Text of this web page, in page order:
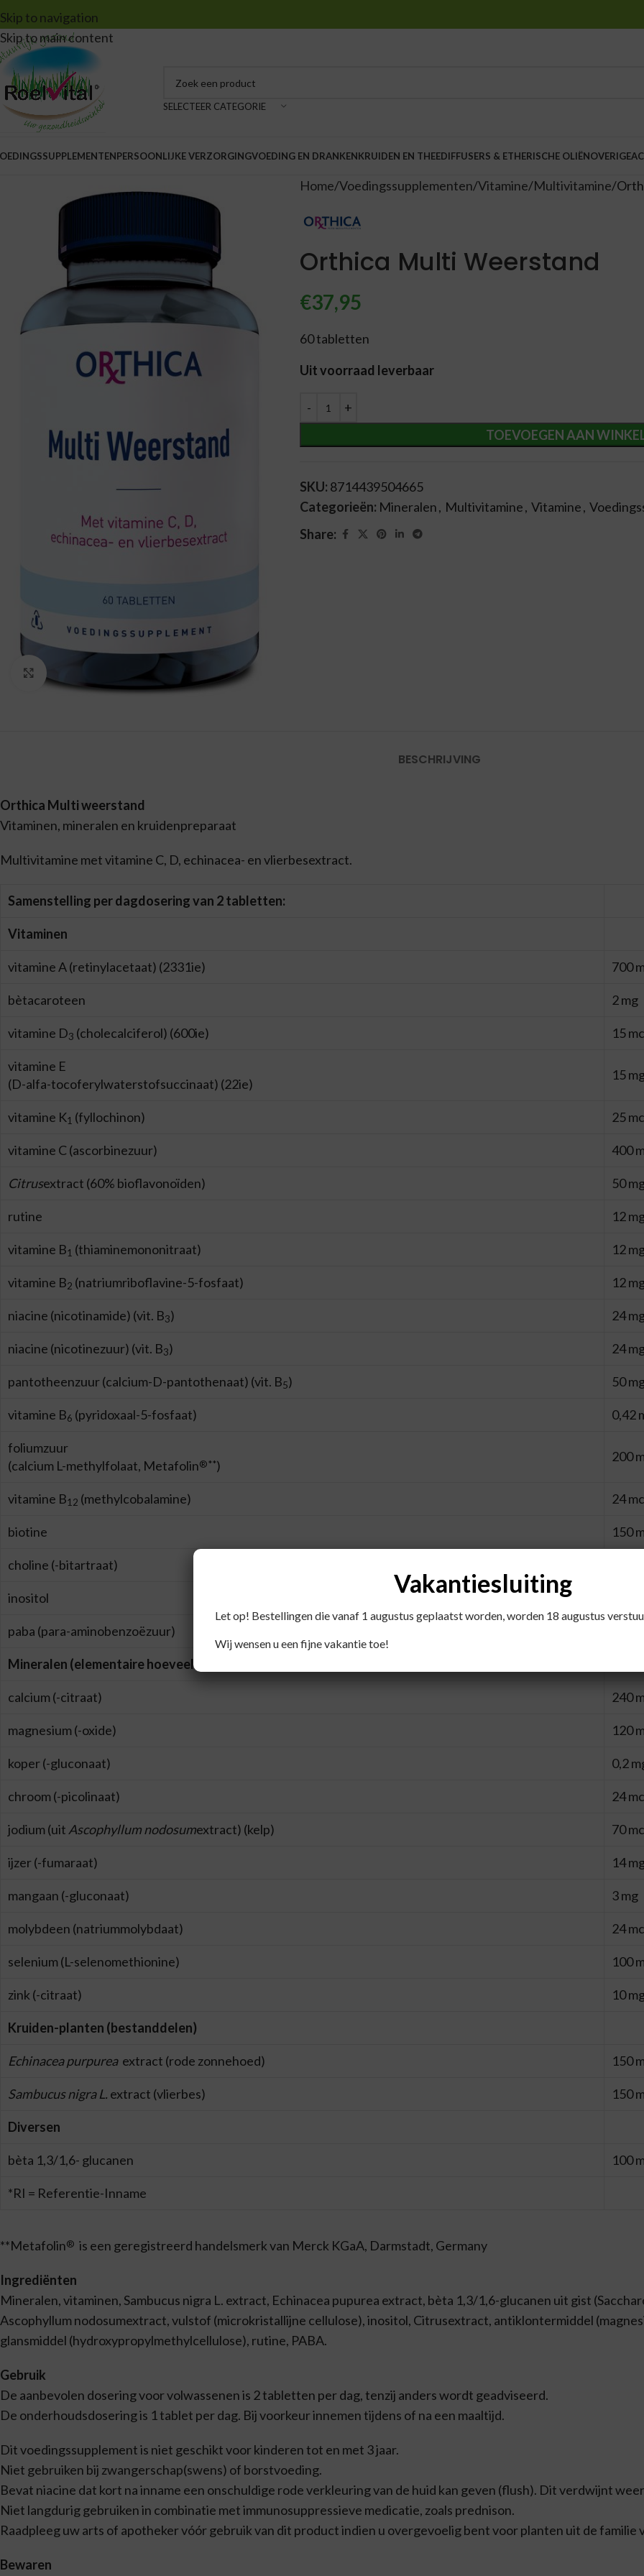
Skip to navigation
Skip to main content
SELECTEER CATEGORIE
PERSOONLIJKE VERZORGINGVOEDING EN DRANKENKRUIDEN EN THEEDIFFUSERS & ETHERISCHE OLIËNOVERIGE
Home Voedingssupplementen Vitamine Multivitamine
Orthica Multi Weerstand
€37,95
60 tabletten
Uit voorraad leverbaar
TOEVOEGEN AAN
Alternative:
SKU: 8714439504665
Categorieën: Mineralen, Multivitamine, Vitamine,
Share:
BESCHRIJVING
Orthica Multi weerstand
Vitaminen, mineralen en kruidenpreparaat
Multivitamine met vitamine C, D, echinacea- en vlierbesextract.
Samenstelling per dagdosering van 2 tabletten:
Vitaminen
vitamine A (retinylacetaat) (2331ie) 700
bètacaroteen 2 mg
vitamine D3 (cholecalciferol) (600ie) 15
vitamine E
(D-alfa-tocoferylwaterstofsuccinaat) (22ie)
15
vitamine K1 (fyllochinon) 25
vitamine C (ascorbinezuur) 400
Citrusextract (60% bioflavonoïden) 50
rutine 12
vitamine B1 (thiaminemononitraat) 12
vitamine B2 (natriumriboflavine-5-fosfaat) 12
niacine (nicotinamide) (vit. B3) 24
niacine (nicotinezuur) (vit. B3) 24
pantotheenzuur (calcium-D-pantothenaat) (vit. B5) 50
vitamine B6 (pyridoxaal-5-fosfaat) 0,42
foliumzuur
(calcium L-methylfolaat, Metafolin®**)
200
vitamine B12 (methylcobalamine) 24
biotine 150
choline (-bitartraat)
inositol
paba (para-aminobenzoëzuur)
Mineralen (elementaire hoeveelheid)
calcium (-citraat) 240
magnesium (-oxide) 120
koper (-gluconaat) 0,2
chroom (-picolinaat) 24
jodium (uit Ascophyllum nodosumextract) (kelp) 70
ijzer (-fumaraat) 14
mangaan (-gluconaat) 3 mg
molybdeen (natriummolybdaat) 24
selenium (L-selenomethionine) 100
zink (-citraat) 10
Kruiden-planten (bestanddelen)
Echinacea purpureaextract (rode zonnehoed) 150
Sambucus nigra L. extract (vlierbes) 150
Diversen
bèta 1,3/1,6- glucanen 100
*RI = Referentie-Inname
**Metafolin® is een geregistreerd handelsmerk van Merck KGaA, Darmstadt, Germany
Ingrediënten
Mineralen, vitaminen, Sambucus nigra L. extract, Echinacea pupurea extract, bèta 1,3/1,6-glucanen uit gist
Ascophyllum nodosumextract, vulstof (microkristallijne cellulose), inositol, Citrusextract, antiklontermiddel
glansmiddel (hydroxypropylmethylcellulose), rutine, PABA.
Gebruik
De aanbevolen dosering voor volwassenen is 2 tabletten per dag, tenzij anders wordt geadviseerd.
De onderhoudsdosering is 1 tablet per dag. Bij voorkeur innemen tijdens of na een maaltijd.
Dit voedingssupplement is niet geschikt voor kinderen tot en met 3 jaar.
Niet gebruiken bij zwangerschap(swens) of borstvoeding.
Bevat niacine dat kort na inname een onschuldige rode verkleuring van de huid kan geven (flush). Dit verdwijnt
Niet langdurig gebruiken in combinatie met immunosuppressieve medicatie, zoals prednison.
Raadpleeg uw arts of apotheker vóór gebruik van dit product indien u overgevoelig bent voor planten uit de familie
Bewaren
Vakantiesluiting
Let op! Bestellingen die vanaf 1 augustus geplaatst worden, worden 18 augustus
Wij wensen u een fijne vakantie toe!